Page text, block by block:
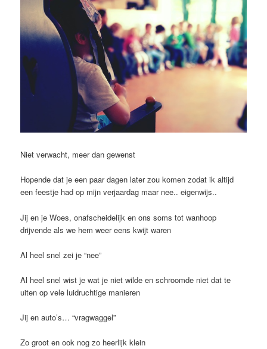
Niet verwacht, meer dan gewenst
Hopende dat je een paar dagen later zou komen zodat ik altijd
een feestje had op mijn verjaardag maar nee.. eigenwijs..
Jij en je Woes, onafscheidelijk en ons soms tot wanhoop
drijvende als we hem weer eens kwijt waren
Al heel snel zei je “nee”
Al heel snel wist je wat je niet wilde en schroomde niet dat te
uiten op vele luidruchtige manieren
Jij en auto’s… “vragwaggel”
Zo groot en ook nog zo heerlijk klein